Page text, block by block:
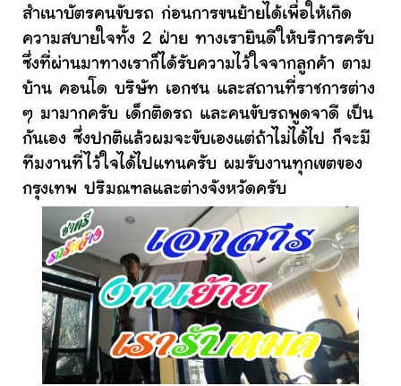
สำเนาบัตรคนขับรถ ก่อนการขนย้ายได้เพื่อให้เกิด
ความสบายใจทั้ง 2 ฝ่าย ทางเรายินดีให้บริการครับ
ซึ่งที่ผ่านมาทางเราก็ได้รับความไว้ใจจากลูกค้า ตาม
บ้าน คอนโด บริษัท เอกชน และสถานที่ราชการต่าง
ๆ มามากครับ เด็กติดรถ และคนขับรถพูดจาดี เป็น
กันเอง ซึ่งปกติแล้วผมจะขับเองแต่ถ้าไม่ได้ไป ก็จะมี
ทีมงานที่ไว้ใจได้ไปแทนครับ ผมรับงานทุกเขตของ
กรุงเทพ ปริมณฑลและต่างจังหวัดครับ